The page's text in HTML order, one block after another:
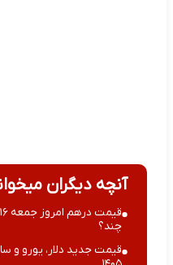
آنچه دیگران
چند؟